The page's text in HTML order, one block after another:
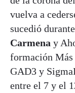
vuelva a
sucedió
Carmena y
formación Más
GAD3 y
entre el 7 y el